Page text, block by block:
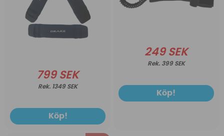
799 SEK
1349 SEK
Köp!
249 SEK
399 SEK
Köp!